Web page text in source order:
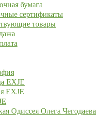
бумага
сертификаты
товары
EXJE
EXJE
Одиссея Олега Чегодаева